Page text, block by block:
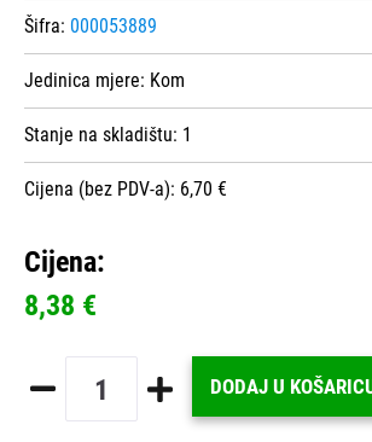
Šifra: 000053889
Jedinica mjere: Kom
Stanje na skladištu: 1
Cijena (bez PDV-a): 6,70 €
Cijena:
8,38 €
DODAJ U